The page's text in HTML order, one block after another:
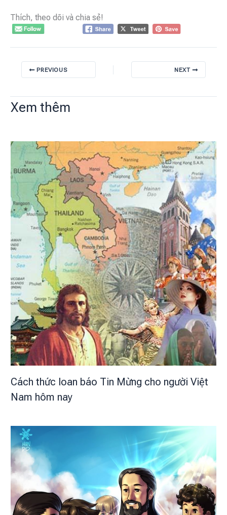
Thích, theo dõi và chia sẻ!
PREVIOUS NEXT
Xem thêm
Cách thức loan báo Tin Mừng cho người Việt
Nam hôm nay